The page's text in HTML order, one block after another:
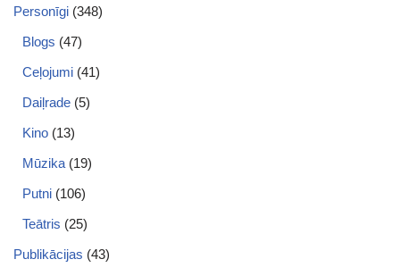
Personīgi (348)
Blogs (47)
Ceļojumi (41)
Daiļrade (5)
Kino (13)
Mūzika (19)
Putni (106)
Teātris (25)
Publikācijas (43)